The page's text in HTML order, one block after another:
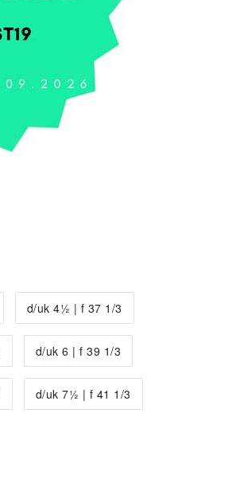
d/uk 4½ | f 37 1/3
d/uk 6 | f 39 1/3
d/uk 7½ | f 41 1/3